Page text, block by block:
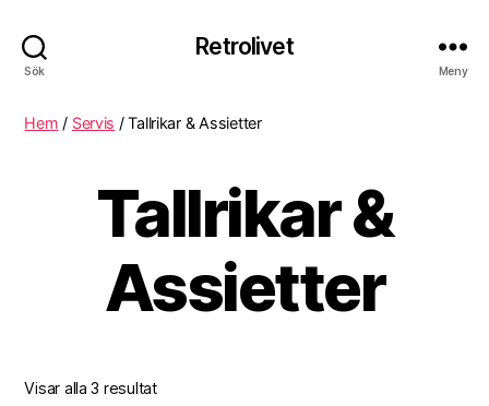
Sök
Retrolivet
Meny
Hem / Servis / Tallrikar & Assietter
Tallrikar &
Assietter
Visar alla 3 resultat